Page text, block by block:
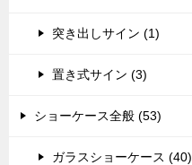
突き出しサイン (1)
置き式サイン (3)
ショーケース全般 (53)
ガラスショーケース (40)